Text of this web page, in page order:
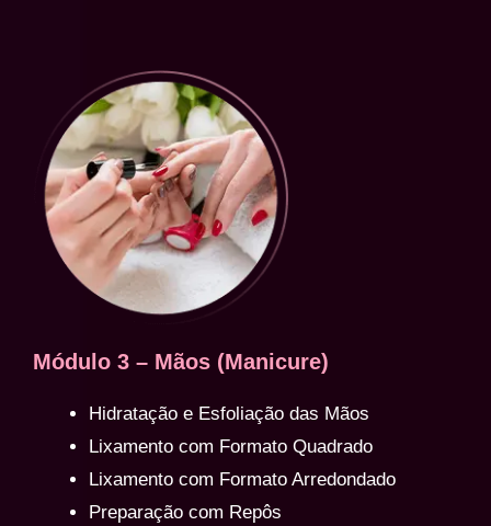
Módulo 3 – Mãos (Manicure)
Hidratação e Esfoliação das Mãos
Lixamento com Formato Quadrado
Lixamento com Formato Arredondado
Preparação com Repôs